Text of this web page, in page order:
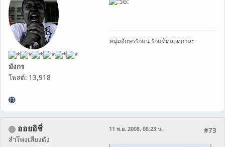
มังกร
โพสต์: 13,918
หนุ่มอักษรรักแน่ รักแท้ตลอดกาล~
ออยอิชี่
ลำโพงเสียงดัง
#73
11 พ.ย. 2008, 08:23 น.